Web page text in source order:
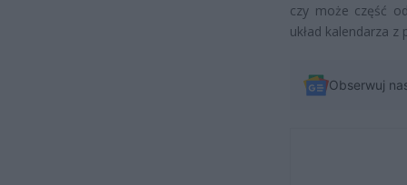
czy może część
układ kalendarza
Obserwuj